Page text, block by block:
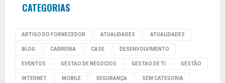
CATEGORIAS
ARTIGO DO FORNECEDOR ATUALIDADES ATUALIDADES
BLOG CARREIRA CASE DESENVOLVIMENTO
EVENTOS GESTAO DE NEGOCIOS GESTAO DE TI GESTÃO
INTERNET MOBILE SEGURANÇA SEM CATEGORIA